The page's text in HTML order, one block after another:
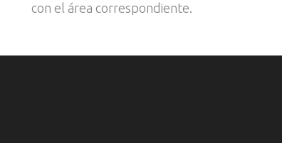
con el área correspondiente.